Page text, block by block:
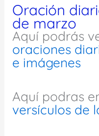
Oración
de marzo
Aquí podrás
oraciones
e imágenes
Aquí podras
versículos de